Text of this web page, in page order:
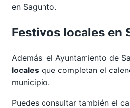
en Sagunto.
Festivos locales en
Además, el Ayuntamiento de
locales que completan el
municipio.
Puedes consultar también el